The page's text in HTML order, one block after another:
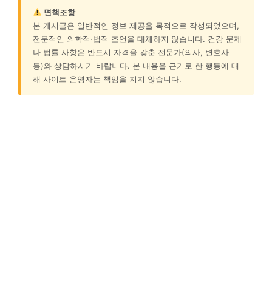
면책조항
본 게시글은 일반적인 정보 제공을 목적으로 작성되었으며,
전문적인 의학적·법적 조언을 대체하지 않습니다. 건강 문제
나 법률 사항은 반드시 자격을 갖춘 전문가(의사, 변호사
등)와 상담하시기 바랍니다. 본 내용을 근거로 한 행동에 대
해 사이트 운영자는 책임을 지지 않습니다.